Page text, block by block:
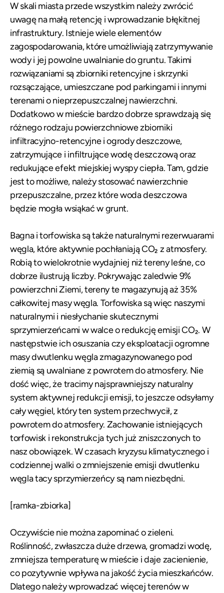
W skali miasta przede wszystkim należy zwrócić
uwagę na małą retencję i wprowadzanie błękitnej
infrastruktury. Istnieje wiele elementów
zagospodarowania, które umożliwiają zatrzymywanie
wody i jej powolne uwalnianie do gruntu. Takimi
rozwiązaniami są zbiorniki retencyjne i skrzynki
rozsączające, umieszczane pod parkingami i innymi
terenami o nieprzepuszczalnej nawierzchni.
Dodatkowo w mieście bardzo dobrze sprawdzają się
różnego rodzaju powierzchniowe zbiorniki
infiltracyjno-retencyjne i ogrody deszczowe,
zatrzymujące i infiltrujące wodę deszczową oraz
redukujące efekt miejskiej wyspy ciepła. Tam, gdzie
jest to możliwe, należy stosować nawierzchnie
przepuszczalne, przez które woda deszczowa
będzie mogła wsiąkać w grunt.
Bagna i torfowiska są także naturalnymi rezerwuarami
węgla, które aktywnie pochłaniają CO₂ z atmosfery.
Robią to wielokrotnie wydajniej niż tereny leśne, co
dobrze ilustrują liczby. Pokrywając zaledwie 9%
powierzchni Ziemi, tereny te magazynują aż 35%
całkowitej masy węgla. Torfowiska są więc naszymi
naturalnymi i niesłychanie skutecznymi
sprzymierzeńcami w walce o redukcję emisji CO₂. W
następstwie ich osuszania czy eksploatacji ogromne
masy dwutlenku węgla zmagazynowanego pod
ziemią są uwalniane z powrotem do atmosfery. Nie
dość więc, że tracimy najsprawniejszy naturalny
system aktywnej redukcji emisji, to jeszcze odsyłamy
cały węgiel, który ten system przechwycił, z
powrotem do atmosfery. Zachowanie istniejących
torfowisk i rekonstrukcja tych już zniszczonych to
nasz obowiązek. W czasach kryzysu klimatycznego i
codziennej walki o zmniejszenie emisji dwutlenku
węgla tacy sprzymierzeńcy są nam niezbędni.
[ramka-zbiorka]
Oczywiście nie można zapominać o zieleni.
Roślinność, zwłaszcza duże drzewa, gromadzi wodę,
zmniejsza temperaturę w mieście i daje zacienienie,
co pozytywnie wpływa na jakość życia mieszkańców.
Dlatego należy wprowadzać więcej terenów w